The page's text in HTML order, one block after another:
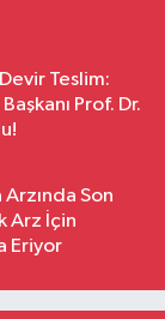
Teslim:
Prof. Dr.
Son
Arz İçin
Eriyor